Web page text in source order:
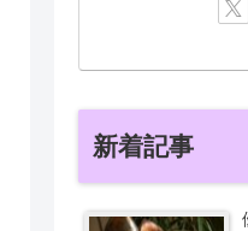
新着記事